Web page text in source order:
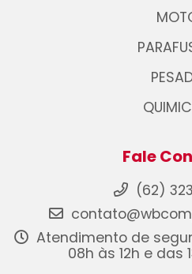
Fale
(62)
Atendimento de
08h às 12h e das